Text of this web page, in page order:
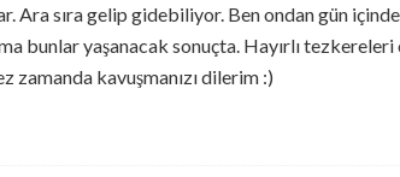
Ara sıra gelip gidebiliyor. Ben ondan gün
bunlar yaşanacak sonuçta. Hayırlı tezkereleri
zamanda kavuşmanızı dilerim :)